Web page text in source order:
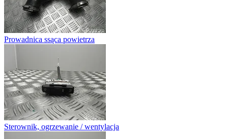
Prowadnica ssąca powietrza
Sterownik, ogrzewanie / wentylacja